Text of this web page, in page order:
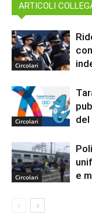
ARTICOLI
Circolari
Circolari
del
Circolari
e